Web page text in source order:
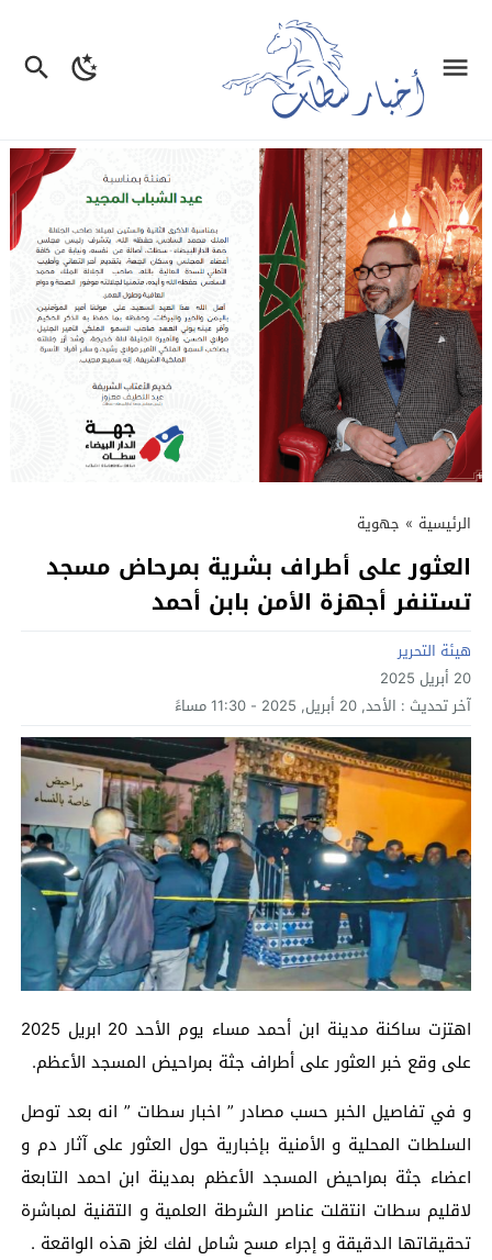
الرئيسية » جهوية
العثور على أطراف بشرية بمرحاض مسجد
تستنفر أجهزة الأمن بابن أحمد
هيئة التحرير
20 أبريل 2025
آخر تحديث : الأحد, 20 أبريل, 2025 - 11:30 مساءً
اهتزت ساكنة مدينة ابن أحمد مساء يوم الأحد 20 ابريل 2025
على وقع خبر العثور على أطراف جثة بمراحيض المسجد الأعظم.
و في تفاصيل الخبر حسب مصادر ” اخبار سطات ” انه بعد توصل
السلطات المحلية و الأمنية بإخبارية حول العثور على آثار دم و
اعضاء جثة بمراحيض المسجد الأعظم بمدينة ابن احمد التابعة
لاقليم سطات انتقلت عناصر الشرطة العلمية و التقنية لمباشرة
تحقيقاتها الدقيقة و إجراء مسح شامل لفك لغز هذه الواقعة .